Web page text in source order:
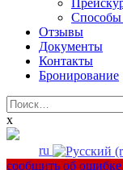
Способы
Отзывы
Документы
Контакты
Бронирование
Найти:
x
ru
сообщить об ошибке